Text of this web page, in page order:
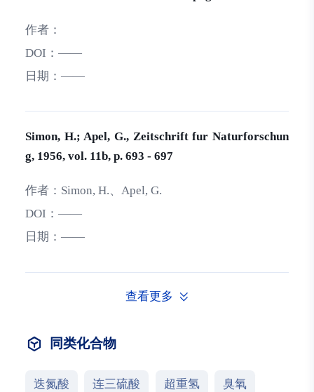
作者：
DOI： ——
日期： ——
Simon, H.; Apel, G., Zeitschrift fur Naturforschun
g, 1956, vol. 11b, p. 693 - 697
作者： Simon, H.、Apel, G.
DOI： ——
日期： ——
查看更多
同类化合物
迭氮酸 连三硫酸 超重氢 臭氧